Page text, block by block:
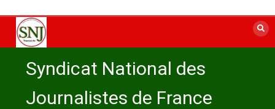
contenu
Syndicat National des
Journalistes de France